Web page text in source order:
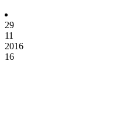
29
11
2016
16